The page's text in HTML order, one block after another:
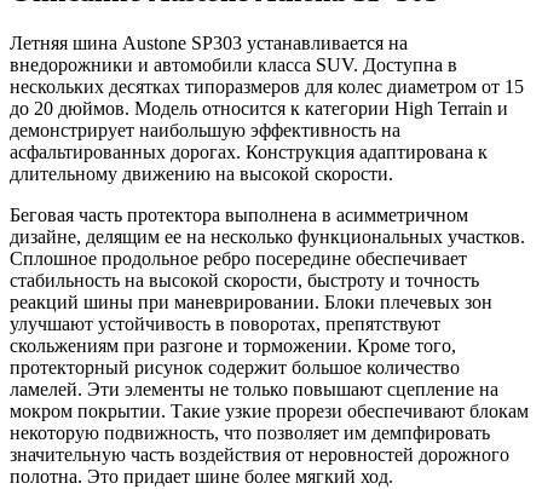
Летняя шина Austone SP303 устанавливается на
внедорожники и автомобили класса SUV. Доступна в
нескольких десятках типоразмеров для колес диаметром от 15
до 20 дюймов. Модель относится к категории High Terrain и
демонстрирует наибольшую эффективность на
асфальтированных дорогах. Конструкция адаптирована к
длительному движению на высокой скорости.
Беговая часть протектора выполнена в асимметричном
дизайне, делящим ее на несколько функциональных участков.
Сплошное продольное ребро посередине обеспечивает
стабильность на высокой скорости, быстроту и точность
реакций шины при маневрировании. Блоки плечевых зон
улучшают устойчивость в поворотах, препятствуют
скольжениям при разгоне и торможении. Кроме того,
протекторный рисунок содержит большое количество
ламелей. Эти элементы не только повышают сцепление на
мокром покрытии. Такие узкие прорези обеспечивают блокам
некоторую подвижность, что позволяет им демпфировать
значительную часть воздействия от неровностей дорожного
полотна. Это придает шине более мягкий ход.